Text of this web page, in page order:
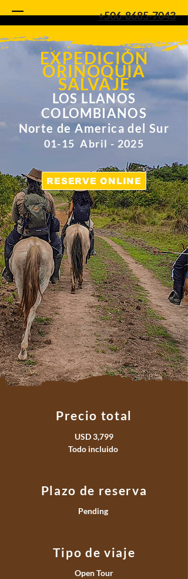
+506-8685-7043
EXPEDICIÓN
ORINOQUIA
SALVAJE
LOS LLANOS
COLOMBIANOS
Norte de America del Sur
01-15 Abril - 2025
RESERVE ONLINE
Precio total
USD 3,799
Todo incluido
Plazo de reserva
Pending
Tipo de viaje
Open Tour